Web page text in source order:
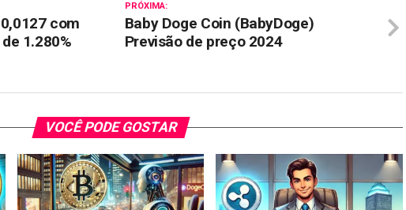
PRÓXIMA:
Baby Doge Coin (BabyDoge)
Previsão de preço 2024
com
1.280%
VOCÊ PODE GOSTAR